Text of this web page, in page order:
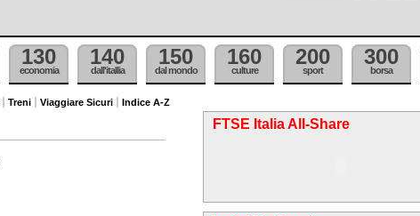
130
economia
140
dall'itallia
150
dal mondo
160
culture
200
sport
300
borsa
Treni Viaggiare Sicuri Indice A-Z
FTSE Italia All-Share